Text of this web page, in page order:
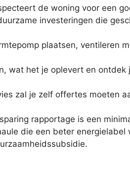
de woning voor een
investeringen die
plaatsen, ventileren
wat het je oplevert en ontdek
zal je zelf offertes moeten
rapportage is een
die een beter energielabel